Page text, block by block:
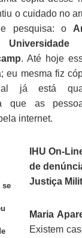
o cuidado no
pesquisa: o
. Até hoje
eu mesma fiz
já está
que as
internet.
se
IHU On-
de
Justiça
Maria
Existem